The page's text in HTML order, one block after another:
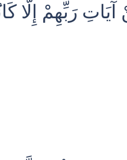
آيَاتِ رَبِّهِمْ إِلَّا